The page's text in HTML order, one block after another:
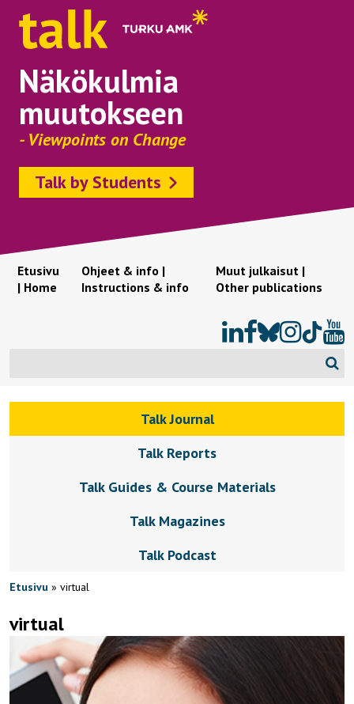
Näkökulmia
muutokseen
- Viewpoints on Change
Talk by Students
Etusivu
| Home
Ohjeet & info |
Instructions & info
Muut julkaisut |
Other publications
Talk Journal
Talk Reports
Talk Guides & Course Materials
Talk Magazines
Talk Podcast
Etusivu » virtual
virtual